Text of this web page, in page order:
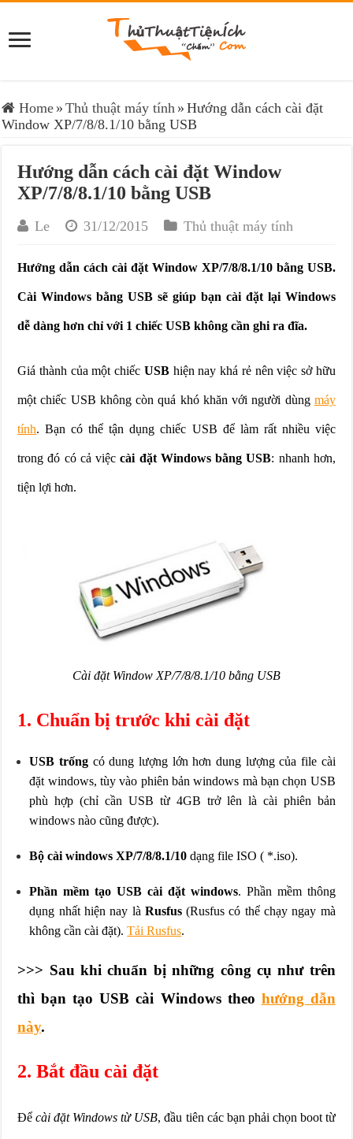
Home » Thủ thuật máy tính » Hướng dẫn cách cài đặt
Window XP/7/8/8.1/10 bằng USB
Hướng dẫn cách cài đặt Window
XP/7/8/8.1/10 bằng USB
Le 31/12/2015 Thủ thuật máy tính
Hướng dẫn cách cài đặt Window XP/7/8/8.1/10 bằng USB.
Cài Windows bằng USB sẽ giúp bạn cài đặt lại Windows
dễ dàng hơn chỉ với 1 chiếc USB không cần ghi ra đĩa.
Giá thành của một chiếc USBhiện nay khá rẻ nên việc sở hữu
một chiếc USB không còn quá khó khăn với người dùng máy
tính. Bạn có thể tận dụng chiếc USB để làm rất nhiều việc
trong đó có cả việccài đặt Windows bằng USB: nhanh hơn,
tiện lợi hơn.
Cài đặt Window XP/7/8/8.1/10 bằng USB
1. Chuẩn bị trước khi cài đặt
USB trốngcó dung lượng lớn hơn dung lượng của file cài
đặt windows, tùy vào phiên bản windows mà bạn chọn USB
phù hợp (chỉ cần USB từ 4GB trở lên là cài phiên bản
windows nào cũng được).
Bộ cài windows XP/7/8/8.1/10 dạng file ISO ( *.iso).
Phần mềm tạo USB cài đặt windows. Phần mềm thông
dụng nhất hiện nay là Rusfus(Rusfus có thể chạy ngay mà
không cần cài đặt).Tải Rusfus.
>>> Sau khi chuẩn bị những công cụ như trên
thì bạn tạo USB cài Windows theo hướng dẫn
này.
2. Bắt đầu cài đặt
Đểcài đặt Windows từ USB, đầu tiên các bạn phải chọn boot từ